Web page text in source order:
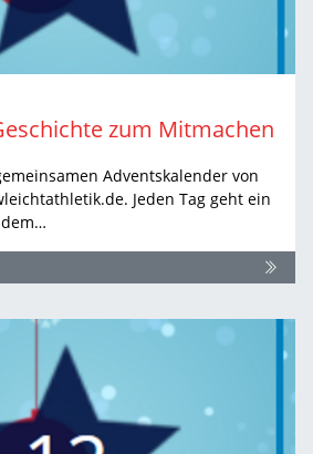
zum Mitmachen
Adventskalender von
Jeden Tag geht ein